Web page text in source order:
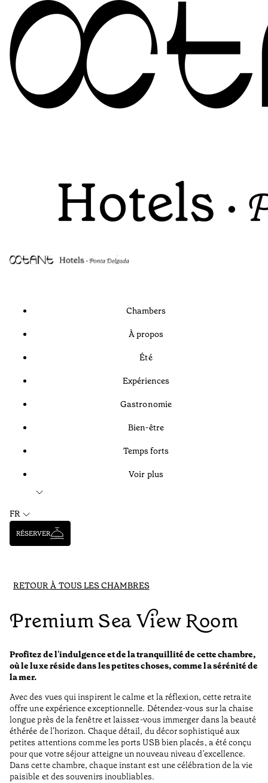
Chambers
À propos
Été
Expériences
Gastronomie
Bien-être
Temps forts
Voir plus
FR
RÉSERVER
RETOUR À TOUS LES CHAMBRES
Premium Sea View Room
Profitez de l'indulgence et de la tranquillité de cette chambre,
où le luxe réside dans les petites choses, comme la sérénité de
la mer.
Avec des vues qui inspirent le calme et la réflexion, cette retraite
offre une expérience exceptionnelle. Détendez-vous sur la chaise
longue près de la fenêtre et laissez-vous immerger dans la beauté
éthérée de l'horizon. Chaque détail, du décor sophistiqué aux
petites attentions comme les ports USB bien placés, a été conçu
pour que votre séjour atteigne un nouveau niveau d'excellence.
Dans cette chambre, chaque instant est une célébration de la vie
paisible et des souvenirs inoubliables.